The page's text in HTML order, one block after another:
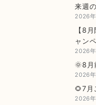
来週
2026
【8
ャン
2026
🌞8月
2026
🌻7月
2026